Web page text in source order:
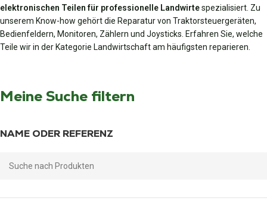
elektronischen Teilen für professionelle Landwirtespezialisiert. Zu
unserem Know-how gehört die Reparatur von Traktorsteuergeräten,
Bedienfeldern, Monitoren, Zählern und Joysticks. Erfahren Sie, welche
Teile wir in der Kategorie Landwirtschaft am häufigsten reparieren.
Meine Suche filtern
NAME ODER REFERENZ